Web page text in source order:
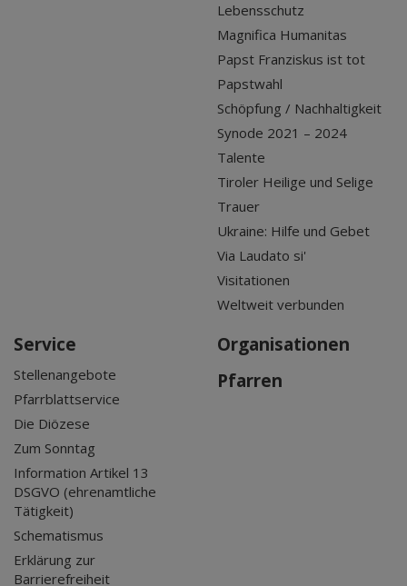
Lebensschutz
Magnifica Humanitas
Papst Franziskus ist tot
Papstwahl
Schöpfung / Nachhaltigkeit
Synode 2021 – 2024
Talente
Tiroler Heilige und Selige
Trauer
Ukraine: Hilfe und Gebet
Via Laudato si'
Visitationen
Weltweit verbunden
Service
Stellenangebote
Pfarrblattservice
Die Diözese
Zum Sonntag
Information Artikel 13
DSGVO (ehrenamtliche
Tätigkeit)
Schematismus
Erklärung zur
Barrierefreiheit
Organisationen
Pfarren